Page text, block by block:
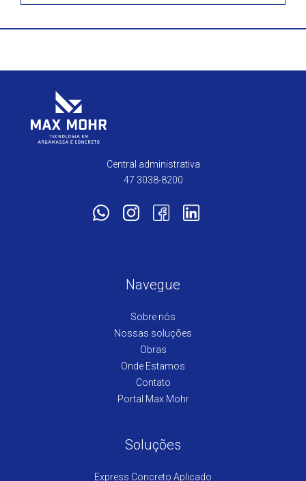
Central administrativa
47 3038-8200
Navegue
Sobre nós
Nossas soluções
Obras
Onde Estamos
Contato
Portal Max Mohr
Soluções
Express Concreto Aplicado